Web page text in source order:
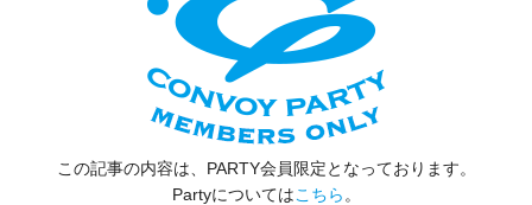
この記事の内容は、PARTY会員限定となっております。
Partyについてはこちら 。